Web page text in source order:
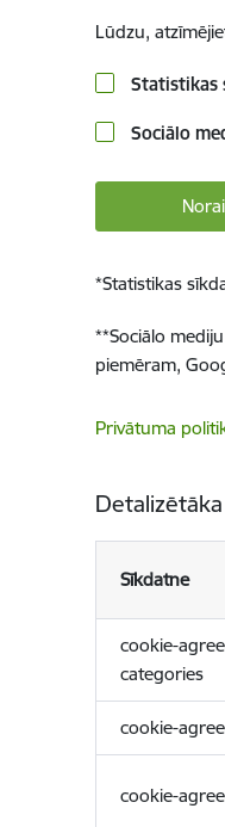
Lūdzu,
Statistikas
Sociālo
*Statistikas
**Sociālo
piemēram,
Privātuma
Sīkdatne
cookie-
categories
cookie-
cookie-